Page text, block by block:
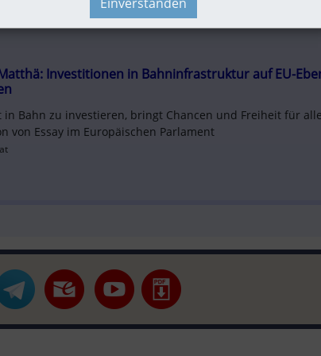
Matthä: Investitionen in Bahninfrastruktur auf EU-
in Bahn zu investieren, bringt Chancen und Freiheit für
von Essay im Europäischen Parlament